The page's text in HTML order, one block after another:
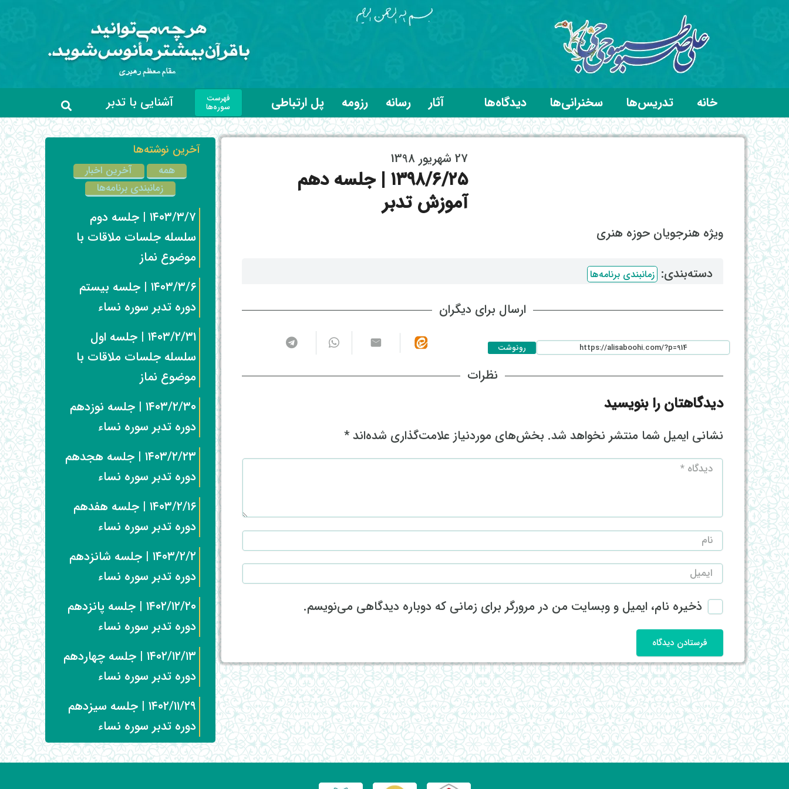
خانه تدریس‌ها سخنرانی‌ها دیدگاه‌ها آثار رسانه رزومه پل ارتباطی فهرست
سوره‌ها آشنایی با تدبر
27 شهریور 1398
۱۳۹۸/۶/۲۵ | جلسه دهم
آموزش تدبر
ویژه هنرجویان حوزه هنری
دسته‌بندی: ‌زمانبندی برنامه‌ها
ارسال برای دیگران
رونوشت
نظرات
دیدگاهتان را بنویسید
نشانی ایمیل شما منتشر نخواهد شد. بخش‌های موردنیاز علامت‌گذاری شده‌اند*
ذخیره نام، ایمیل و وبسایت من در مرورگر برای زمانی که دوباره دیدگاهی می‌نویسم.
فرستادن دیدگاه
آخرین نوشته‌ها
همه
آخرین اخبار
زمانبندی برنامه‌ها
۱۴۰۳/۳/۷ | جلسه دوم
سلسله جلسات ملاقات با
موضوع نماز
۱۴۰۳/۳/۶ | جلسه بیستم
دوره تدبر سوره نساء
۱۴۰۳/۲/۳۱ | جلسه اول
سلسله جلسات ملاقات با
موضوع نماز
۱۴۰۳/۲/۳۰ | جلسه نوزدهم
دوره تدبر سوره نساء
۱۴۰۳/۲/۲۳ | جلسه هجدهم
دوره تدبر سوره نساء
۱۴۰۳/۲/۱۶ | جلسه هفدهم
دوره تدبر سوره نساء
۱۴۰۳/۲/۲ | جلسه شانزدهم
دوره تدبر سوره نساء
۱۴۰۲/۱۲/۲۰ | جلسه پانزدهم
دوره تدبر سوره نساء
۱۴۰۲/۱۲/۱۳ | جلسه چهاردهم
دوره تدبر سوره نساء
۱۴۰۲/۱۱/۲۹ | جلسه سیزدهم
دوره تدبر سوره نساء